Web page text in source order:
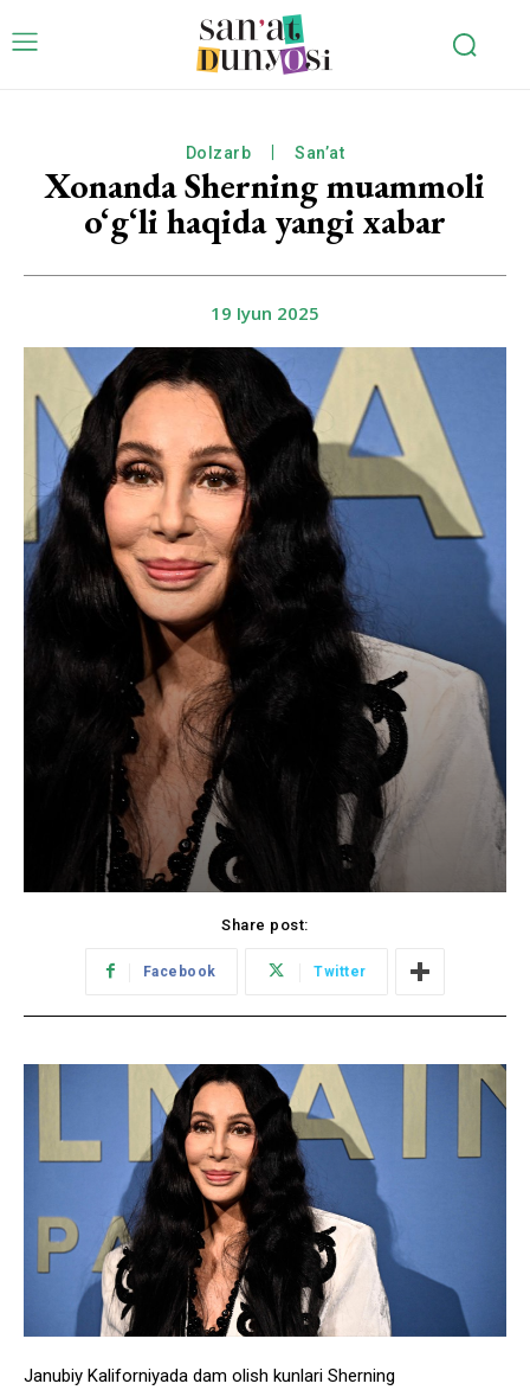
Dolzarb San’at
Xonanda Sherning muammoli
o‘g‘li haqida yangi xabar
19 Iyun 2025
Share post:
Facebook Twitter
Janubiy Kaliforniyada dam olish kunlari Sherning